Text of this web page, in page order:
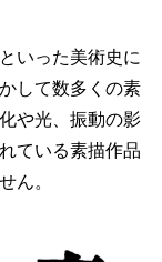
いった美術史に
して数多くの素
や光、振動の影
ている素描作品
ん。